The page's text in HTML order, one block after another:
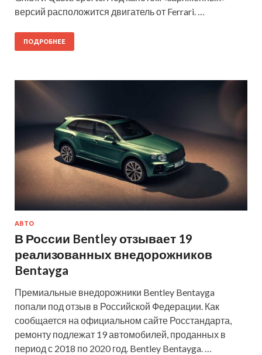
версий расположится двигатель от Ferrari. …
ПОДРОБНЕЕ
АВТО
В России Bentley отзывает 19
реализованных внедорожников
Bentayga
Премиальные внедорожники Bentley Bentayga
попали под отзыв в Российской Федерации. Как
сообщается на официальном сайте Росстандарта,
ремонту подлежат 19 автомобилей, проданных в
период с 2018 по 2020 год. Bentley Bentayga. …